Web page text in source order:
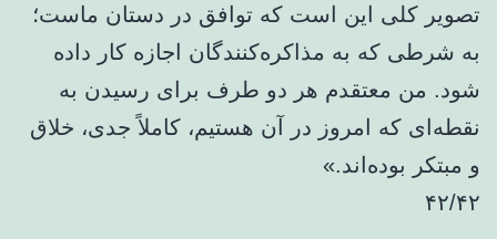
تصویر کلی این است که توافق در دستان ماست؛
به شرطی که به مذاکره‌کنندگان اجازه کار داده
شود. من معتقدم هر دو طرف برای رسیدن به
نقطه‌ای که امروز در آن هستیم، کاملاً جدی، خلاق
و مبتکر بوده‌اند.»
۴۲/۴۲